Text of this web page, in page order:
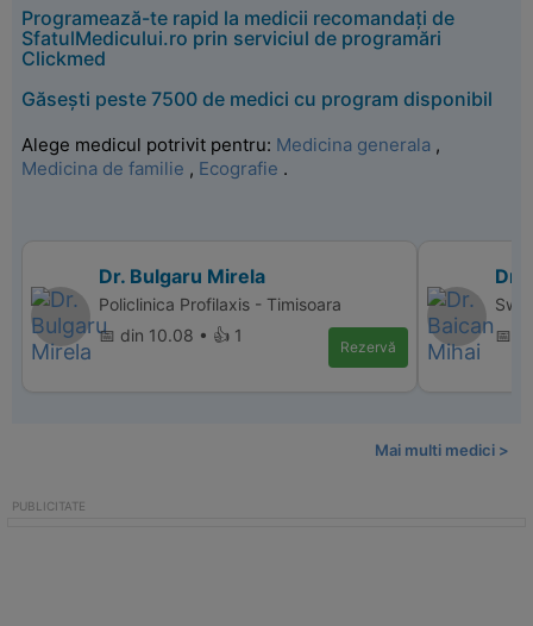
Programează-te rapid la medicii recomandați de
SfatulMedicului.ro prin serviciul de programări
Clickmed
Găsești peste 7500 de medici cu program disponibil
Alege medicul potrivit pentru: Medicina generala ,
Medicina de familie , Ecografie .
Dr. Bulgaru Mirela
Policlinica Profilaxis - Timisoara
📅 din 10.08 • 👍 1
Rezervă
Dr.
📅
Mai multi medici >